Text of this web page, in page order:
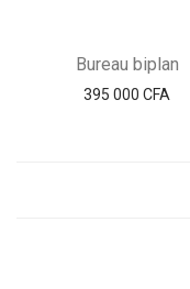
Bureau biplan
395 000 CFA